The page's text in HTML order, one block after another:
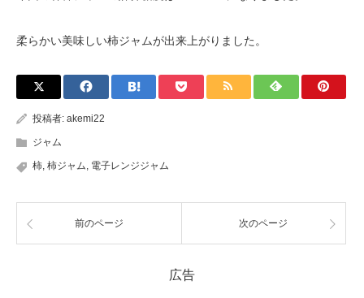
柔らかい美味しい柿ジャムが出来上がりました。
投稿者: akemi22
ジャム
柿 柿ジャム 電子レンジジャム
前のページ 次のページ
広告